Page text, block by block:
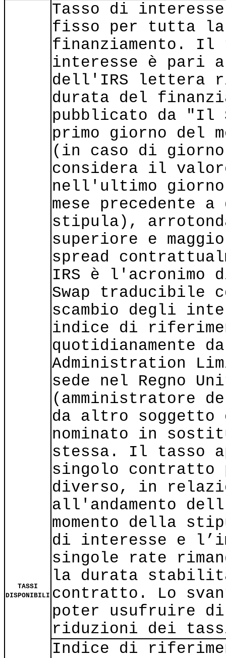
TASSI
DISPONIBILI
Tasso di interesse
fisso per tutta la
finanziamento. Il
interesse è pari
dell'IRS lettera
durata del
pubblicato da "Il
primo giorno del
(in caso di
considera il
nell'ultimo
mese precedente
stipula),
superiore e
spread
IRS è l'acronimo
Swap traducibile
scambio degli
indice di
quotidianamente
Administration
sede nel Regno
(amministratore
da altro soggetto
nominato in
stessa. Il tasso
singolo contratto
diverso, in
all'andamento
momento della
di interesse e
singole rate
la durata
contratto. Lo
poter usufruire
riduzioni dei
Indice di